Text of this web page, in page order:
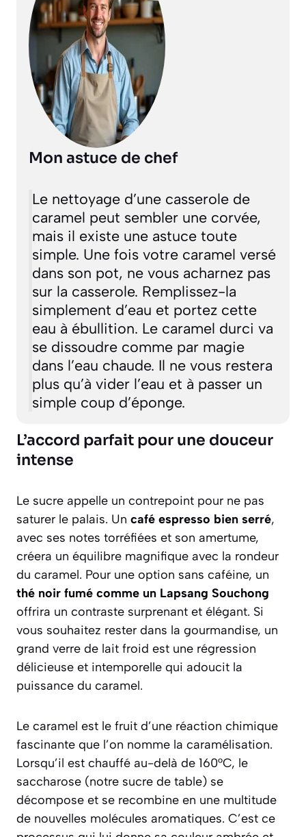
Mon astuce de chef
Le nettoyage d’une casserole de
caramel peut sembler une corvée,
mais il existe une astuce toute
simple. Une fois votre caramel versé
dans son pot, ne vous acharnez pas
sur la casserole. Remplissez-la
simplement d’eau et portez cette
eau à ébullition. Le caramel durci va
se dissoudre comme par magie
dans l’eau chaude. Il ne vous restera
plus qu’à vider l’eau et à passer un
simple coup d’éponge.
L’accord parfait pour une douceur
intense
Le sucre appelle un contrepoint pour ne pas
saturer le palais. Un café espresso bien serré,
avec ses notes torréfiées et son amertume,
créera un équilibre magnifique avec la rondeur
du caramel. Pour une option sans caféine, un
thé noir fumé comme un Lapsang Souchong
offrira un contraste surprenant et élégant. Si
vous souhaitez rester dans la gourmandise, un
grand verre de lait froid est une régression
délicieuse et intemporelle qui adoucit la
puissance du caramel.
Le caramel est le fruit d’une réaction chimique
fascinante que l’on nomme la caramélisation.
Lorsqu’il est chauffé au-delà de 160°C, le
saccharose (notre sucre de table) se
décompose et se recombine en une multitude
de nouvelles molécules aromatiques. C’est ce